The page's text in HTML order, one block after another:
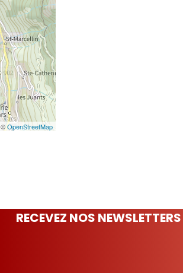
©OpenStreetMap
RECEVEZ NOS NEWSLETTERS